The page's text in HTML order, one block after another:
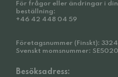
För frågor eller ändringar i
beställning:
+46 42 448 04 59
Företagsnummer (Finskt):
Svenskt momsnummer:
Besöksadress: